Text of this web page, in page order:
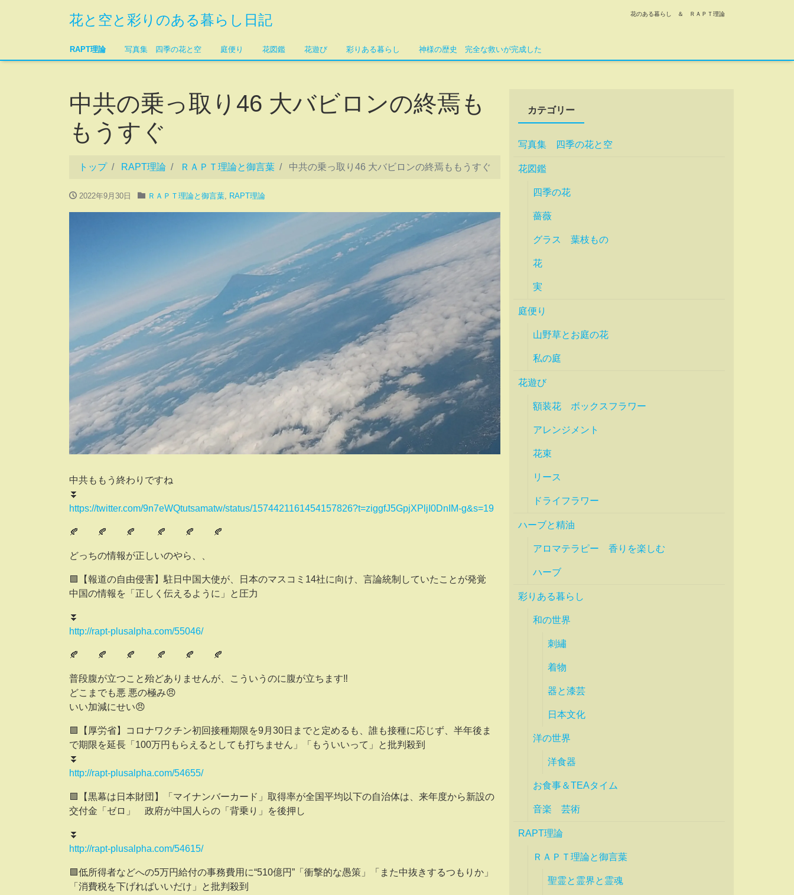
花と空と彩りのある暮らし日記 花のある暮らし ＆ ＲＡＰＴ理論
RAPT理論 写真集 四季の花と空 庭便り 花図鑑 花遊び 彩りある暮らし 神様の歴史 完全な救いが完成した
中共の乗っ取り46 大バビロンの終焉も
もうすぐ
トップ RAPT理論 ＲＡＰＴ理論と御言葉 中共の乗っ取り46 大バビロンの終焉ももうすぐ
2022年9月30日 ＲＡＰＴ理論と御言葉, RAPT理論
中共ももう終わりですね
⏬
https://twitter.com/9n7eWQtutsamatw/status/1574421161454157826?t=ziggfJ5GpjXPljI0DnIM-g&s=19
🍂 🍂 🍂 🍂 🍂 🍂
どっちの情報が正しいのやら、、
🟪【報道の自由侵害】駐日中国大使が、日本のマスコミ14社に向け、言論統制していたことが発覚
中国の情報を「正しく伝えるように」と圧力
⏬
http://rapt-plusalpha.com/55046/
🍂 🍂 🍂 🍂 🍂 🍂
普段腹が立つこと殆どありませんが、こういうのに腹が立ちます‼️
どこまでも悪 悪の極み😠
いい加減にせい😠
🟪【厚労省】コロナワクチン初回接種期限を9月30日までと定めるも、誰も接種に応じず、半年後ま
で期限を延長「100万円もらえるとしても打ちません」「もういいって」と批判殺到
⏬
http://rapt-plusalpha.com/54655/
🟪【黒幕は日本財団】「マイナンバーカード」取得率が全国平均以下の自治体は、来年度から新設の
交付金「ゼロ」 政府が中国人らの「背乗り」を後押し
⏬
http://rapt-plusalpha.com/54615/
🟪低所得者などへの5万円給付の事務費用に“510億円”「衝撃的な愚策」「また中抜きするつもりか」
「消費税を下げればいいだけ」と批判殺到
カテゴリー
写真集 四季の花と空
花図鑑
四季の花
薔薇
グラス 葉枝もの
花
実
庭便り
山野草とお庭の花
私の庭
花遊び
額装花 ボックスフラワー
アレンジメント
花束
リース
ドライフラワー
ハーブと精油
アロマテラピー 香りを楽しむ
ハーブ
彩りある暮らし
和の世界
刺繡
着物
器と漆芸
日本文化
洋の世界
洋食器
お食事＆TEAタイム
音楽 芸術
RAPT理論
ＲＡＰＴ理論と御言葉
聖霊と霊界と霊魂